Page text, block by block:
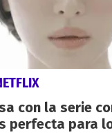
con la serie
perfecta para